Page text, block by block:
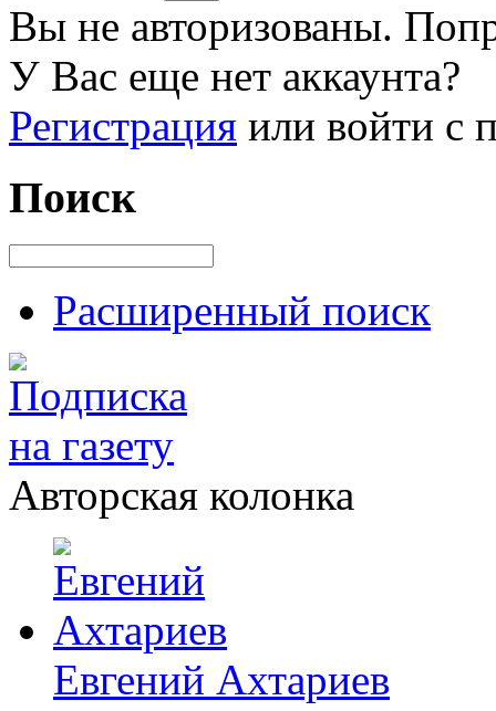
Вы не авторизованы.
У Вас еще нет аккаунта?
Регистрация или войти с
Поиск
Расширенный поиск
Авторская колонка
Евгений Ахтариев